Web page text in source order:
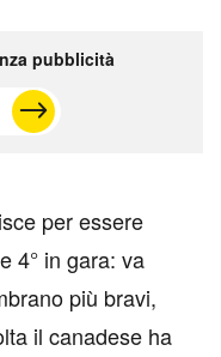
pubblicità
per essere
4° in gara: va
più bravi,
il canadese ha